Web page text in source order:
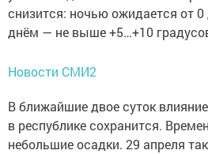
снизится: ночью ожидается от 0
днём — не выше +5…+10
Новости СМИ2
В ближайшие двое суток
в республике сохранится.
небольшие осадки. 29 апреля